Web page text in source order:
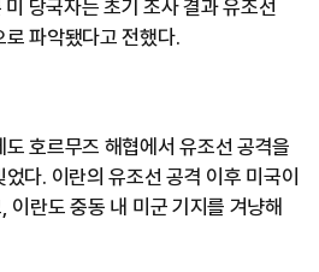
당국자는 초기 조사 결과 유조선
파악됐다고 전했다.
호르무즈 해협에서 유조선 공격을
다. 이란의 유조선 공격 이후 미국이
이란도 중동 내 미군 기지를 겨냥해